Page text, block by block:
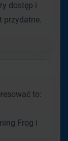
dostęp i
przydatne.
to:
Frog i